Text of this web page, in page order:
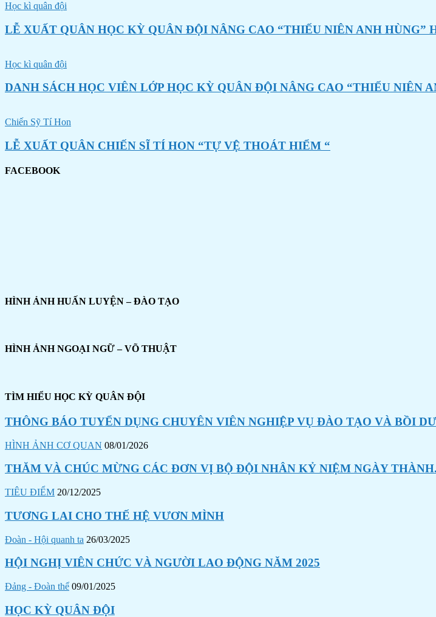
Học kì quân đội
LỄ XUẤT QUÂN HỌC KỲ QUÂN ĐỘI NÂNG CAO “THIẾU NIÊN ANH HÙNG”
Học kì quân đội
DANH SÁCH HỌC VIÊN LỚP HỌC KỲ QUÂN ĐỘI NÂNG CAO “THIẾU NIÊN
Chiến Sỹ Tí Hon
LỄ XUẤT QUÂN CHIẾN SĨ TÍ HON “TỰ VỆ THOÁT HIỂM “
FACEBOOK
HÌNH ẢNH HUẤN LUYỆN – ĐÀO TẠO
HÌNH ẢNH NGOẠI NGỮ – VÕ THUẬT
TÌM HIỂU HỌC KỲ QUÂN ĐỘI
THÔNG BÁO TUYỂN DỤNG CHUYÊN VIÊN NGHIỆP VỤ ĐÀO TẠO VÀ BỒI
HÌNH ẢNH CƠ QUAN 08/01/2026
THĂM VÀ CHÚC MỪNG CÁC ĐƠN VỊ BỘ ĐỘI NHÂN KỶ NIỆM NGÀY
TIÊU ĐIỂM 20/12/2025
TƯƠNG LAI CHO THẾ HỆ VƯƠN MÌNH
Đoàn - Hội quanh ta 26/03/2025
HỘI NGHỊ VIÊN CHỨC VÀ NGƯỜI LAO ĐỘNG NĂM 2025
Đảng - Đoàn thể 09/01/2025
HỌC KỲ QUÂN ĐỘI